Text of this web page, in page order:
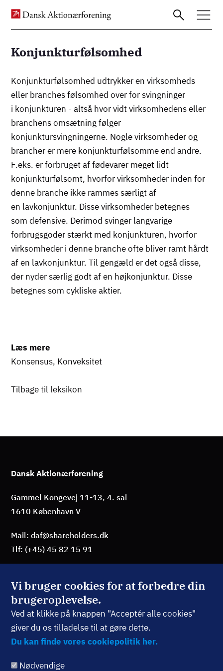
Vi bruger cookies for at forbedre din
brugeroplevelse.
Ved at klikke på knappen "Acceptér alle cookies"
giver du os tilladelse til at gøre dette.
Du kan finde vores cookiepolitik her.
Nødvendige
til
hovedindhold
Konjunkturfølsomhed
Konjunkturfølsomhed udtrykker en virksomheds
eller branches følsomhed over for svingninger
i konjunkturen - altså hvor vidt virksomhedens eller
branchens omsætning følger
konjunktursvingningerne. Nogle virksomheder og
brancher er mere konjunkturfølsomme end andre.
F.eks. er forbruget af fødevarer meget lidt
konjunkturfølsomt, hvorfor virksomheder inden for
denne branche ikke rammes særligt af
en lavkonjunktur. Disse virksomheder betegnes
som defensive. Derimod svinger langvarige
forbrugsgoder stærkt med konjunkturen, hvorfor
virksomheder i denne branche ofte bliver ramt hårdt
af en lavkonjunktur. Til gengæld er det også disse,
der nyder særlig godt af en højkonjunktur. Disse
betegnes som cykliske aktier.
Læs mere
Konsensus, Konveksitet
Tilbage til leksikon
Dansk Aktionærforening
Gammel Kongevej 11-13, 4. sal
1610 København V
Mail: daf@shareholders.dk
Tlf: (+45) 45 82 15 91
BLIV MEDLEM
TILMELD NYHEDSBREV